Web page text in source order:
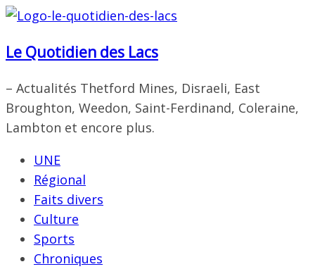
Passer
contenu
Le Quotidien des Lacs
– Actualités Thetford Mines, Disraeli, East
Broughton, Weedon, Saint-Ferdinand, Coleraine,
Lambton et encore plus.
UNE
Régional
Faits divers
Culture
Sports
Chroniques